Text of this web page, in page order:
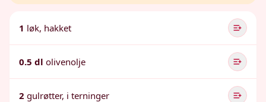
1 løk, hakket
0.5 dl olivenolje
2 gulrøtter, i terninger